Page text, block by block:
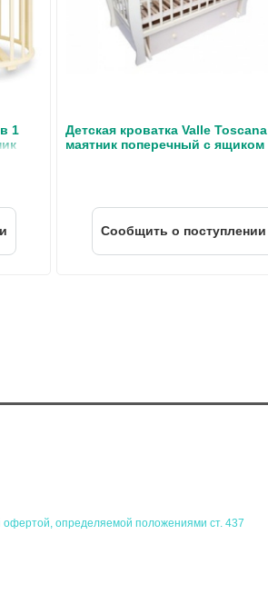
1
Детская кроватка Valle Toscana
маятник поперечный с ящиком
Cообщить о поступлении
офертой, определяемой положениями ст. 437